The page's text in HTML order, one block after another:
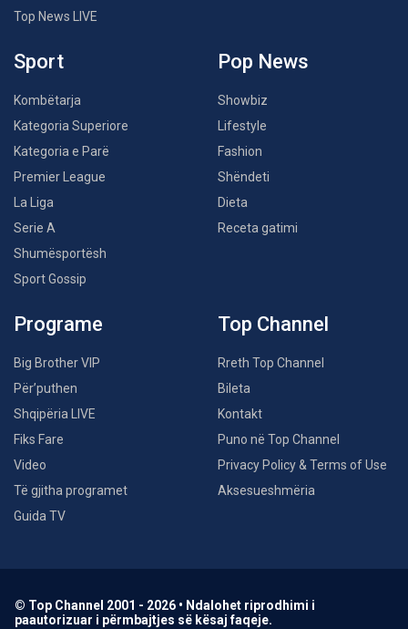
Top News LIVE
Sport
Kombëtarja
Kategoria Superiore
Kategoria e Parë
Premier League
La Liga
Serie A
Shumësportësh
Sport Gossip
Pop News
Showbiz
Lifestyle
Fashion
Shëndeti
Dieta
Receta gatimi
Programe
Big Brother VIP
Për’puthen
Shqipëria LIVE
Fiks Fare
Video
Të gjitha programet
Guida TV
Top Channel
Rreth Top Channel
Bileta
Kontakt
Puno në Top Channel
Privacy Policy & Terms of Use
Aksesueshmëria
© Top Channel 2001 - 2026 • Ndalohet riprodhimi i
paautorizuar i përmbajtjes së kësaj faqeje.